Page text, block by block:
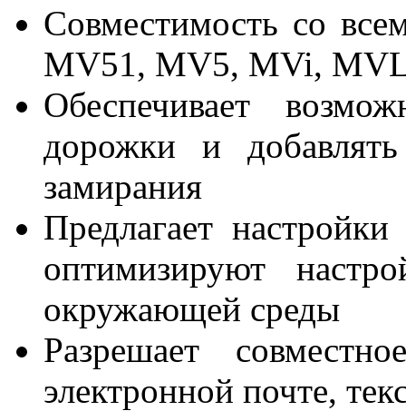
Совместимость со
MV51, MV5, MVi,
Обеспечивает
дорожки и добавлять
замирания
Предлагает
оптимизируют
окружающей среды
Разрешает
электронной почте,